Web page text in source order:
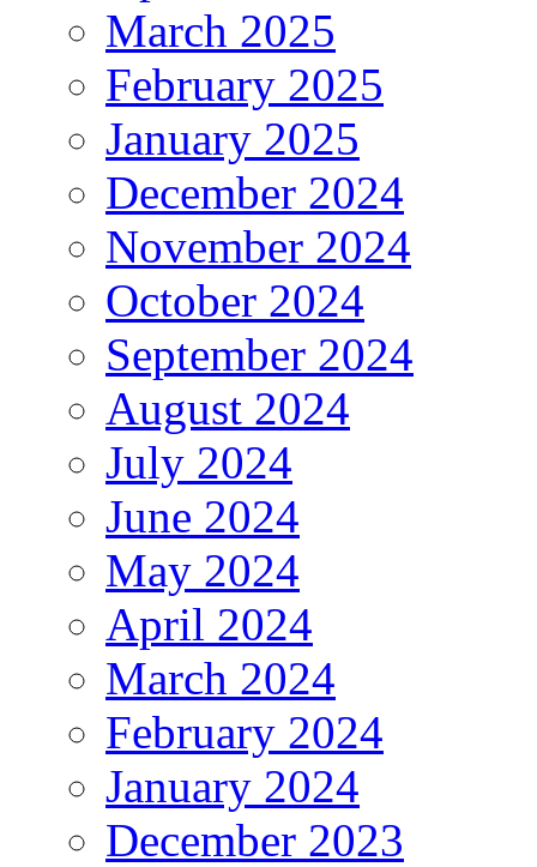
March 2025
February 2025
January 2025
December 2024
November 2024
October 2024
September 2024
August 2024
July 2024
June 2024
May 2024
April 2024
March 2024
February 2024
January 2024
December 2023